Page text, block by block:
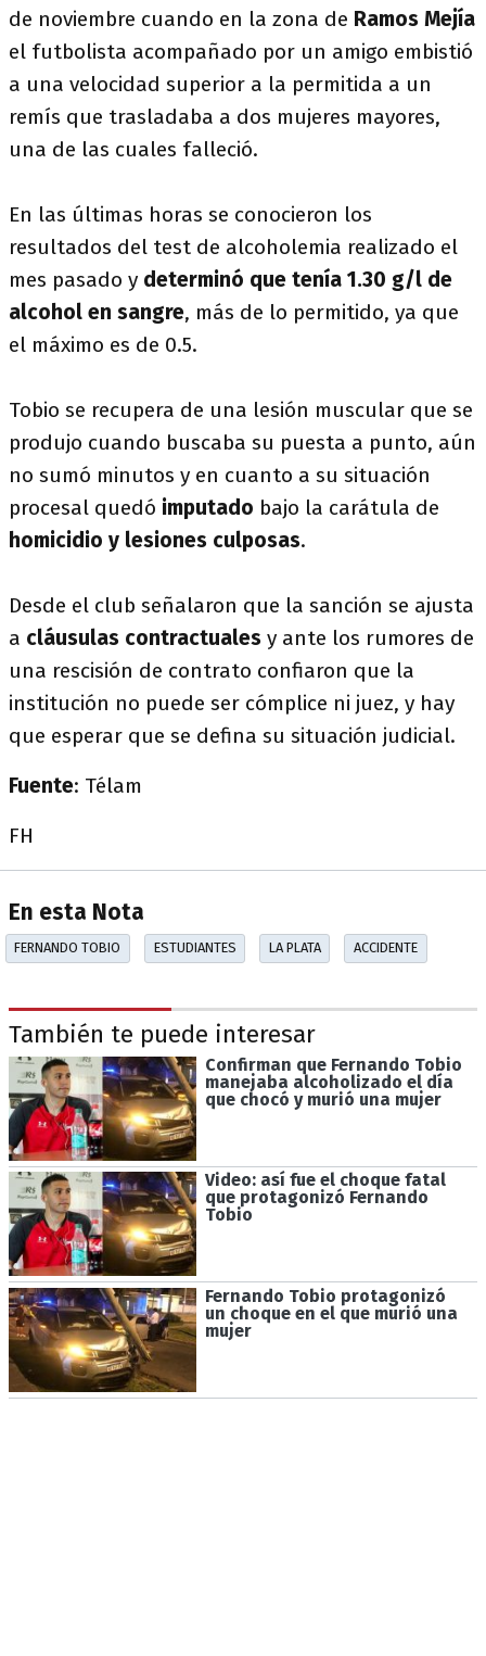
de noviembre cuando en la zona de Ramos Mejía
el futbolista acompañado por un amigo embistió
a una velocidad superior a la permitida a un
remís que trasladaba a dos mujeres mayores,
una de las cuales falleció.
En las últimas horas se conocieron los
resultados del test de alcoholemia realizado el
mes pasado y determinó que tenía 1.30 g/l de
alcohol en sangre, más de lo permitido, ya que
el máximo es de 0.5.
Tobio se recupera de una lesión muscular que se
produjo cuando buscaba su puesta a punto, aún
no sumó minutos y en cuanto a su situación
procesal quedó imputado bajo la carátula de
homicidio y lesiones culposas.
Desde el club señalaron que la sanción se ajusta
a cláusulas contractuales y ante los rumores de
una rescisión de contrato confiaron que la
institución no puede ser cómplice ni juez, y hay
que esperar que se defina su situación judicial.
Fuente: Télam
FH
En esta Nota
FERNANDO TOBIO ESTUDIANTES LA PLATA ACCIDENTE
También te puede interesar
Confirman que Fernando Tobio
manejaba alcoholizado el día
que chocó y murió una mujer
Video: así fue el choque fatal
que protagonizó Fernando
Tobio
Fernando Tobio protagonizó
un choque en el que murió una
mujer